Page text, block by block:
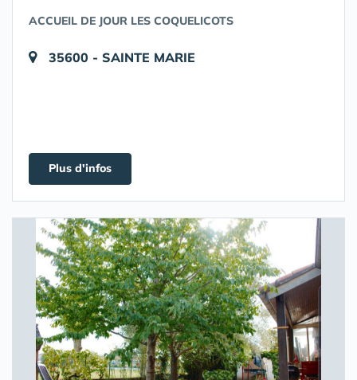
ACCUEIL DE JOUR LES COQUELICOTS
35600 - SAINTE MARIE
Plus d'infos